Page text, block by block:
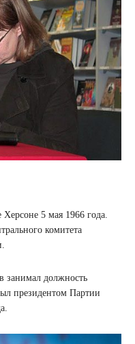
5 мая 1966 года.
комитета
занимал должность
президентом Партии